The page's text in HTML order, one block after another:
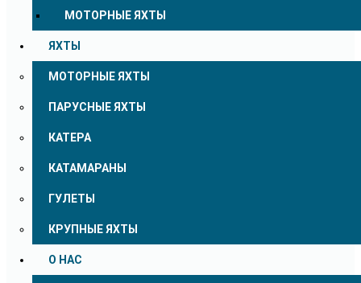
МОТОРНЫЕ ЯХТЫ
ЯХТЫ
МОТОРНЫЕ ЯХТЫ
ПАРУСНЫЕ ЯХТЫ
КАТЕРА
КАТАМАРАНЫ
ГУЛЕТЫ
КРУПНЫЕ ЯХТЫ
О НАС